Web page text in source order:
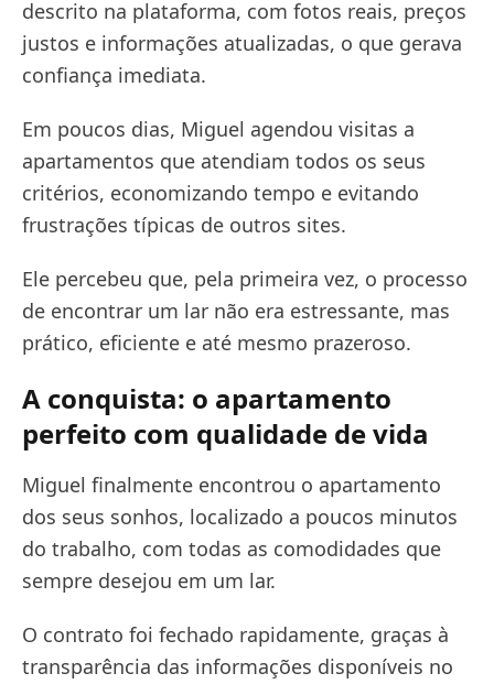
descrito na plataforma, com fotos reais, preços
justos e informações atualizadas, o que gerava
confiança imediata.
Em poucos dias, Miguel agendou visitas a
apartamentos que atendiam todos os seus
critérios, economizando tempo e evitando
frustrações típicas de outros sites.
Ele percebeu que, pela primeira vez, o processo
de encontrar um lar não era estressante, mas
prático, eficiente e até mesmo prazeroso.
A conquista: o apartamento
perfeito com qualidade de vida
Miguel finalmente encontrou o apartamento
dos seus sonhos, localizado a poucos minutos
do trabalho, com todas as comodidades que
sempre desejou em um lar.
O contrato foi fechado rapidamente, graças à
transparência das informações disponíveis no